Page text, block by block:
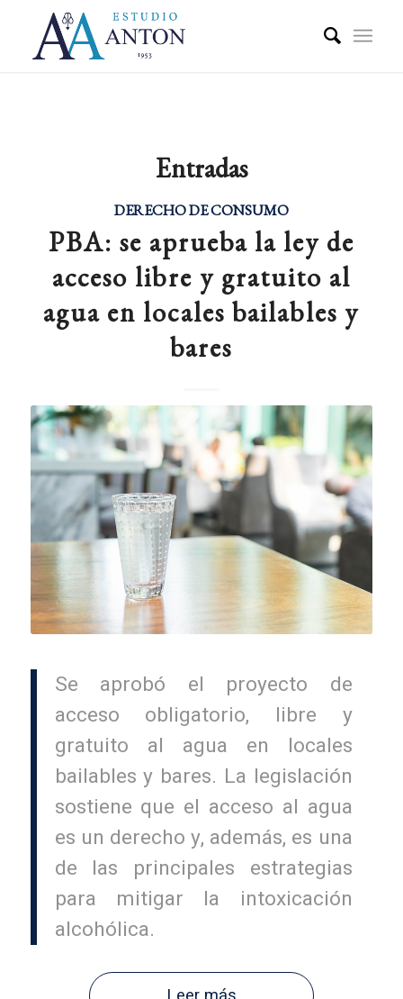
Entradas
DERECHO DE CONSUMO
PBA: se aprueba la ley de
acceso libre y gratuito al
agua en locales bailables y
bares
Se aprobó el proyecto de
acceso obligatorio, libre y
gratuito al agua en locales
bailables y bares. La legislación
sostiene que el acceso al agua
es un derecho y, además, es una
de las principales estrategias
para mitigar la intoxicación
alcohólica.